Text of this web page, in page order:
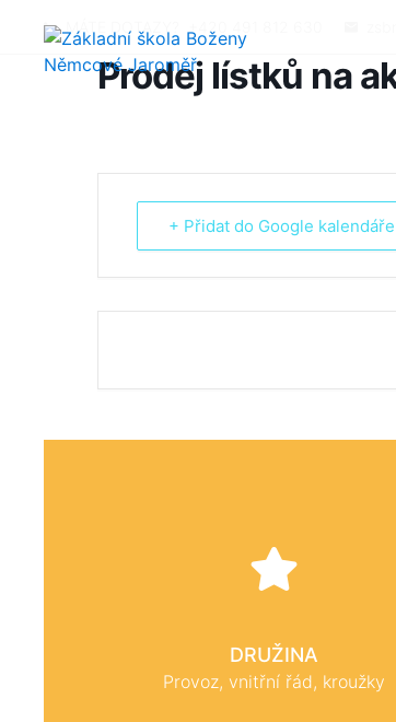
MÁTE DOTAZY? +420 491 812 630
Prodej lístků na
+ Přidat do Google kalendáře
DRUŽINA
Provoz, vnitřní řád, kroužky